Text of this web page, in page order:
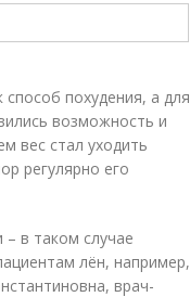
похудения, а для
возможность и
вес стал уходить
регулярно его
в таком случае
лён, например,
врач-